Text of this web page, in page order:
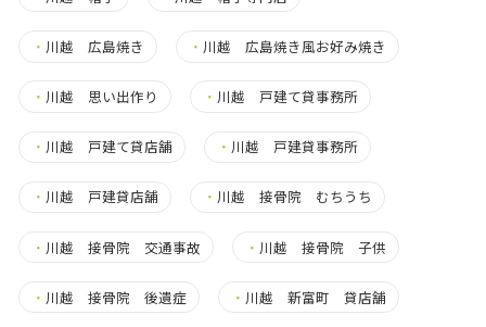
・ 川越 広島焼き ・ 川越 広島焼き風お好み焼き
・ 川越 思い出作り ・ 川越 戸建て貸事務所
・ 川越 戸建て貸店舗 ・ 川越 戸建貸事務所
・ 川越 戸建貸店舗 ・ 川越 接骨院 むちうち
・ 川越 接骨院 交通事故 ・ 川越 接骨院 子供
・ 川越 接骨院 後遺症 ・ 川越 新富町 貸店舗